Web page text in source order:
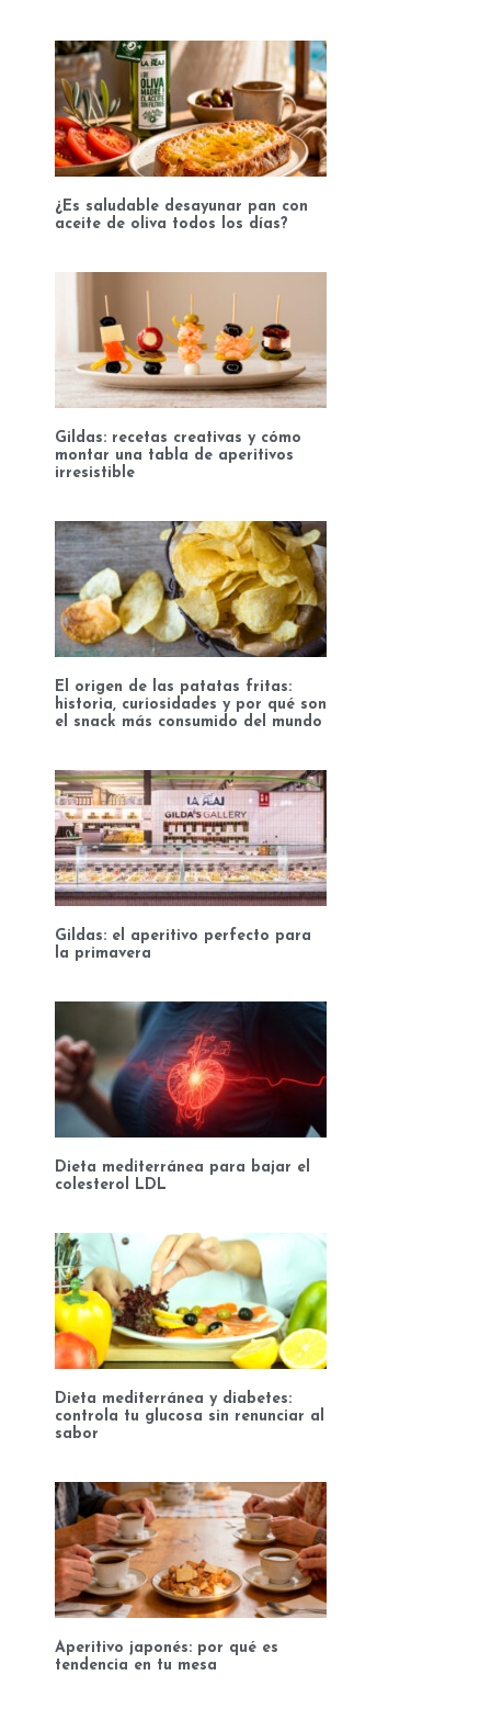
¿Es saludable desayunar pan con
aceite de oliva todos los días?
Gildas: recetas creativas y cómo
montar una tabla de aperitivos
irresistible
El origen de las patatas fritas:
historia, curiosidades y por qué son
el snack más consumido del mundo
Gildas: el aperitivo perfecto para
la primavera
Dieta mediterránea para bajar el
colesterol LDL
Dieta mediterránea y diabetes:
controla tu glucosa sin renunciar al
sabor
Aperitivo japonés: por qué es
tendencia en tu mesa